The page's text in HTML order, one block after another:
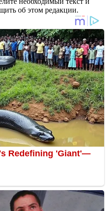
об этом редакции.